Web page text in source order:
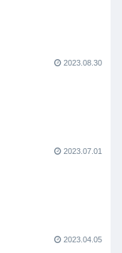
2023.08.30
2023.07.01
2023.04.05